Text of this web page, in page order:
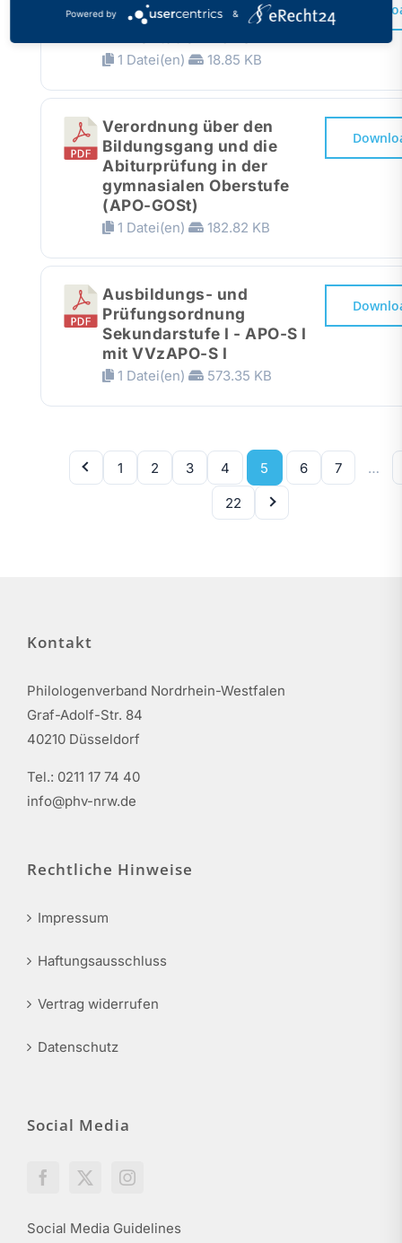
amtsangemessene
1 Datei(en) 18.85 KB
Verordnung über den
Bildungsgang und die
Abiturprüfung in der
gymnasialen Oberstufe
(APO-GOSt)
1 Datei(en) 182.82 KB
Ausbildungs- und
Prüfungsordnung
Sekundarstufe I - APO-S I
mit VVzAPO-S I
1 Datei(en) 573.35 KB
1 2 3 4 5 6 7 …
22
Kontakt
Philologenverband Nordrhein-Westfalen
Graf-Adolf-Str. 84
40210 Düsseldorf
Tel.: 0211 17 74 40
info@phv-nrw.de
Rechtliche Hinweise
Impressum
Haftungsausschluss
Vertrag widerrufen
Datenschutz
Social Media
Social Media Guidelines
Powered by &